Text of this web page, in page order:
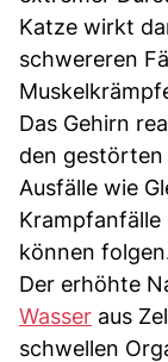
Katze wirkt
schwereren
Das Gehirn
den
Ausfälle wie
können
Der erhöhte
Wasser aus
schwellen